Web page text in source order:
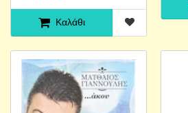
Καλάθι